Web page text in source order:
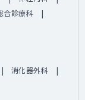
合診療科
消化器外科